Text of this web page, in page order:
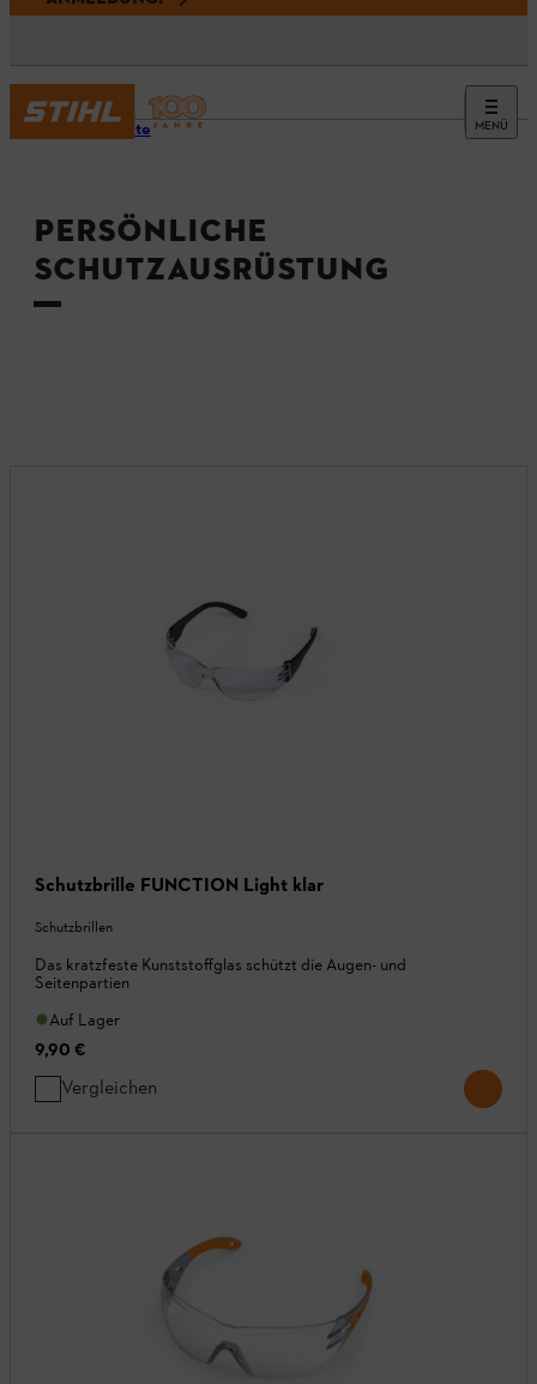
MENÜ
Startseite
PERSÖNLICHE
SCHUTZAUSRÜSTUNG
Schutzbrille FUNCTION Light klar
Schutzbrillen
Das kratzfeste Kunststoffglas schützt die Augen- und
Seitenpartien
Auf Lager
9,90 €
Vergleichen